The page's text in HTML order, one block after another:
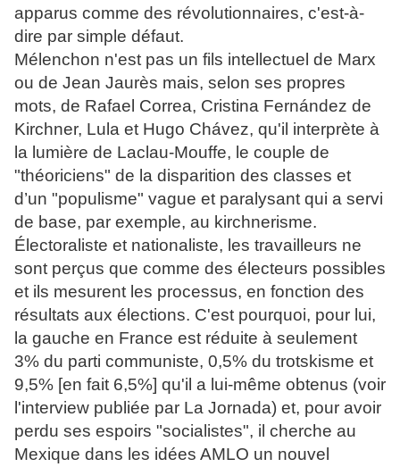
apparus comme des révolutionnaires, c'est-à-
dire par simple défaut.
Mélenchon n'est pas un fils intellectuel de Marx
ou de Jean Jaurès mais, selon ses propres
mots, de Rafael Correa, Cristina Fernández de
Kirchner, Lula et Hugo Chávez, qu'il interprète à
la lumière de Laclau-Mouffe, le couple de
"théoriciens" de la disparition des classes et
d’un "populisme" vague et paralysant qui a servi
de base, par exemple, au kirchnerisme.
Électoraliste et nationaliste, les travailleurs ne
sont perçus que comme des électeurs possibles
et ils mesurent les processus, en fonction des
résultats aux élections. C'est pourquoi, pour lui,
la gauche en France est réduite à seulement
3% du parti communiste, 0,5% du trotskisme et
9,5% [en fait 6,5%] qu'il a lui-même obtenus (voir
l'interview publiée par La Jornada) et, pour avoir
perdu ses espoirs "socialistes", il cherche au
Mexique dans les idées AMLO un nouvel